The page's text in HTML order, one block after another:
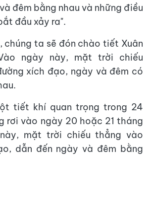
đêm bằng nhau và những điều
đầu xảy ra".
ta sẽ đón chào tiết Xuân
ngày này, mặt trời chiếu
xích đạo, ngày và đêm có
tiết khí quan trọng trong 24
rơi vào ngày 20 hoặc 21 tháng
mặt trời chiếu thẳng vào
dẫn đến ngày và đêm bằng